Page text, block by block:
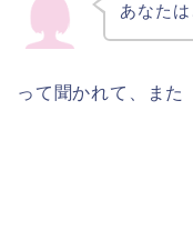
あなた
って聞かれて、また